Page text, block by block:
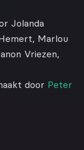
Jolanda
Marlou
Vriezen,
door Peter